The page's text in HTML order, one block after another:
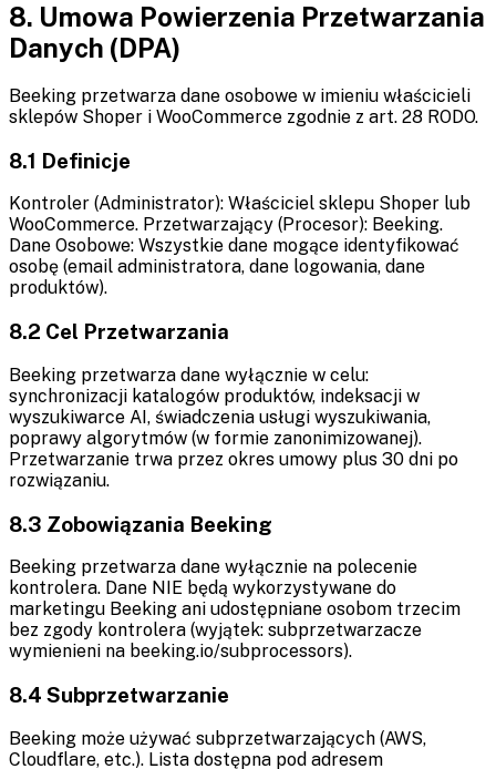
8. Umowa Powierzenia Przetwarzania
Danych (DPA)
Beeking przetwarza dane osobowe w imieniu właścicieli
sklepów Shoper i WooCommerce zgodnie z art. 28 RODO.
8.1 Definicje
Kontroler (Administrator): Właściciel sklepu Shoper lub
WooCommerce. Przetwarzający (Procesor): Beeking.
Dane Osobowe: Wszystkie dane mogące identyfikować
osobę (email administratora, dane logowania, dane
produktów).
8.2 Cel Przetwarzania
Beeking przetwarza dane wyłącznie w celu:
synchronizacji katalogów produktów, indeksacji w
wyszukiwarce AI, świadczenia usługi wyszukiwania,
poprawy algorytmów (w formie zanonimizowanej).
Przetwarzanie trwa przez okres umowy plus 30 dni po
rozwiązaniu.
8.3 Zobowiązania Beeking
Beeking przetwarza dane wyłącznie na polecenie
kontrolera. Dane NIE będą wykorzystywane do
marketingu Beeking ani udostępniane osobom trzecim
bez zgody kontrolera (wyjątek: subprzetwarzacze
wymienieni na beeking.io/subprocessors).
8.4 Subprzetwarzanie
Beeking może używać subprzetwarzających (AWS,
Cloudflare, etc.). Lista dostępna pod adresem